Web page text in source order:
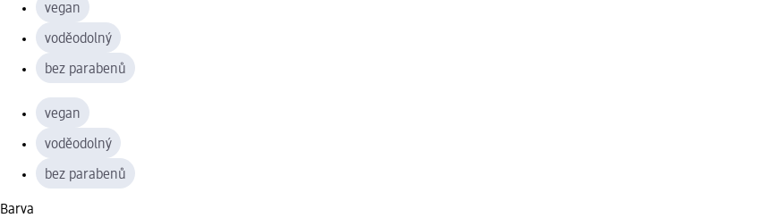
vegan
voděodolný
bez parabenů
vegan
voděodolný
bez parabenů
Barva